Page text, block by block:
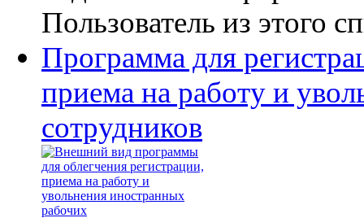
Пользователь из этого
Программа для
приема на работу и
сотрудников